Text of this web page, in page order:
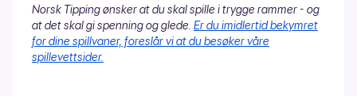
Norsk Tipping ønsker at du skal spille i trygge rammer - og
at det skal gi spenning og glede. Er du imidlertid bekymret
for dine spillvaner, foreslår vi at du besøker våre
spillevettsider.